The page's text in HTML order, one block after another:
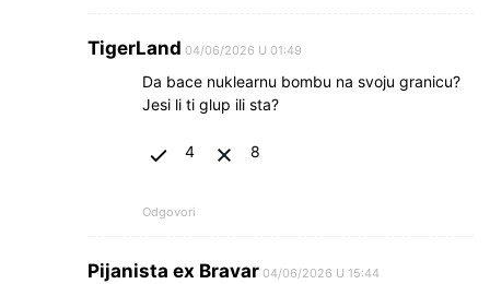
TigerLand 04/06/2026 U 01:49
Da bace nuklearnu bombu na svoju granicu?
Jesi li ti glup ili sta?
4 8
Odgovori
Pijanista ex Bravar 04/06/2026 U 15:44